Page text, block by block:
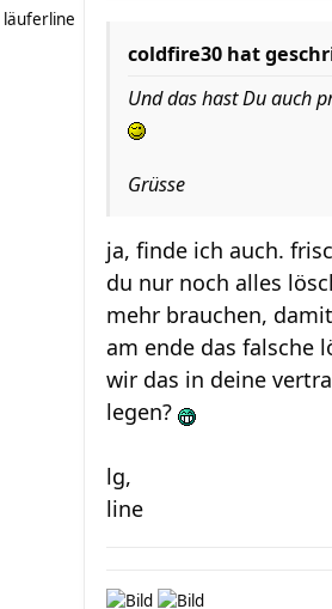
läuferline
coldfire30 hat
Und das hast Du auch
Grüsse
ja, finde ich auch.
du nur noch alles
mehr brauchen,
am ende das falsche
wir das in deine
legen?
lg,
line